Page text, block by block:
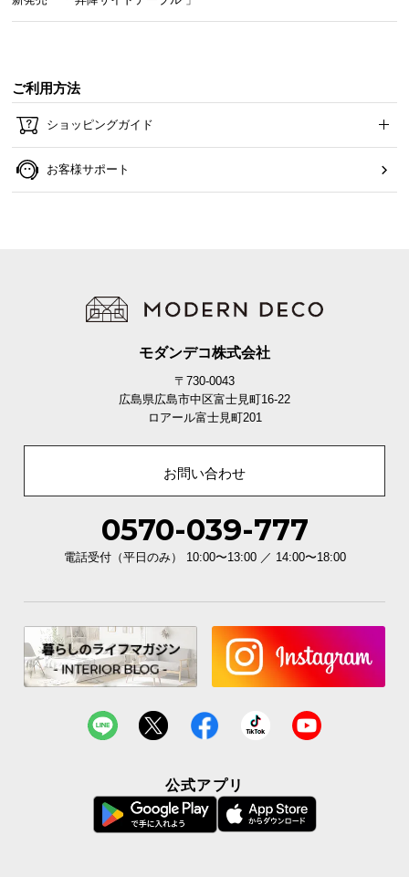
ご利用方法
ショッピングガイド
お客様サポート
モダンデコ株式会社
〒730-0043
広島県広島市中区富士見町16-22
ロアール富士見町201
お問い合わせ
0570-039-777
電話受付（平日のみ） 10:00〜13:00 ／ 14:00〜18:00
公式アプリ